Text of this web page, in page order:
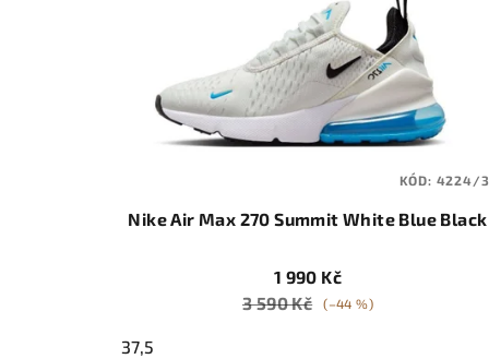
Nike Air Max 270 Summit White Blue Black
1 990 Kč
3 590 Kč
(–44 %)
37,5
KÓD: 4224/